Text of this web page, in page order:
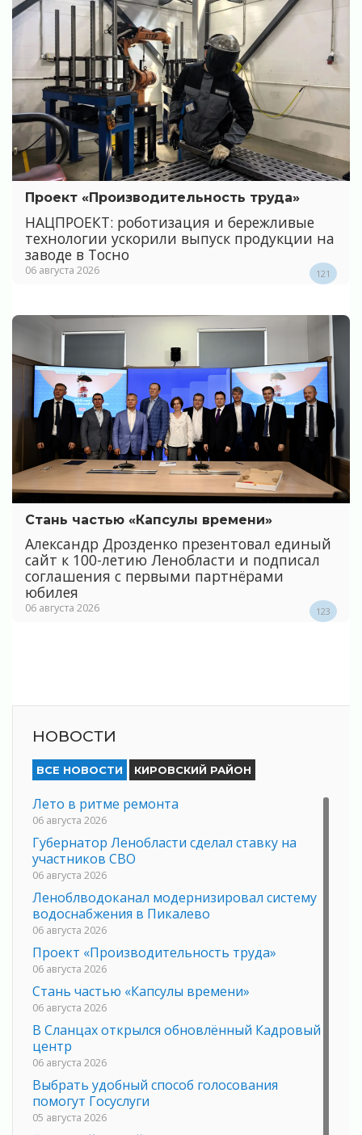
Проект «Производительность труда»
НАЦПРОЕКТ: роботизация и бережливые
технологии ускорили выпуск продукции на
заводе в Тосно
06 августа 2026 121
Стань частью «Капсулы времени»
Александр Дрозденко презентовал единый
сайт к 100-летию Ленобласти и подписал
соглашения с первыми партнёрами
юбилея
06 августа 2026 123
НОВОСТИ
ВСЕ НОВОСТИ КИРОВСКИЙ РАЙОН
Лето в ритме ремонта
06 августа 2026
Губернатор Ленобласти сделал ставку на
участников СВО
06 августа 2026
Леноблводоканал модернизировал систему
водоснабжения в Пикалево
06 августа 2026
Проект «Производительность труда»
06 августа 2026
Стань частью «Капсулы времени»
06 августа 2026
В Сланцах открылся обновлённый Кадровый
центр
06 августа 2026
Выбрать удобный способ голосования
помогут Госуслуги
05 августа 2026